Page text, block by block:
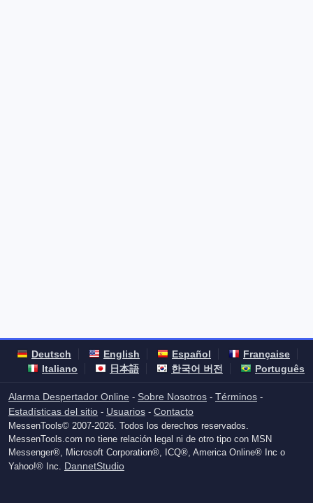
Deutsch English Español
Française
Italiano
日本語 한국어 버전 Português
Alarma Despertador Online - Sobre Nosotros - Términos -
Estadísticas del sitio - Usuarios - Contacto
MessenTools© 2007-2026. Todos los derechos reservados.
MessenTools.com no tiene relación legal ni de otro tipo con MSN
Messenger®, Microsoft Corporation®, ICQ®, America Online® Inc o
Yahoo!® Inc. DannetStudio